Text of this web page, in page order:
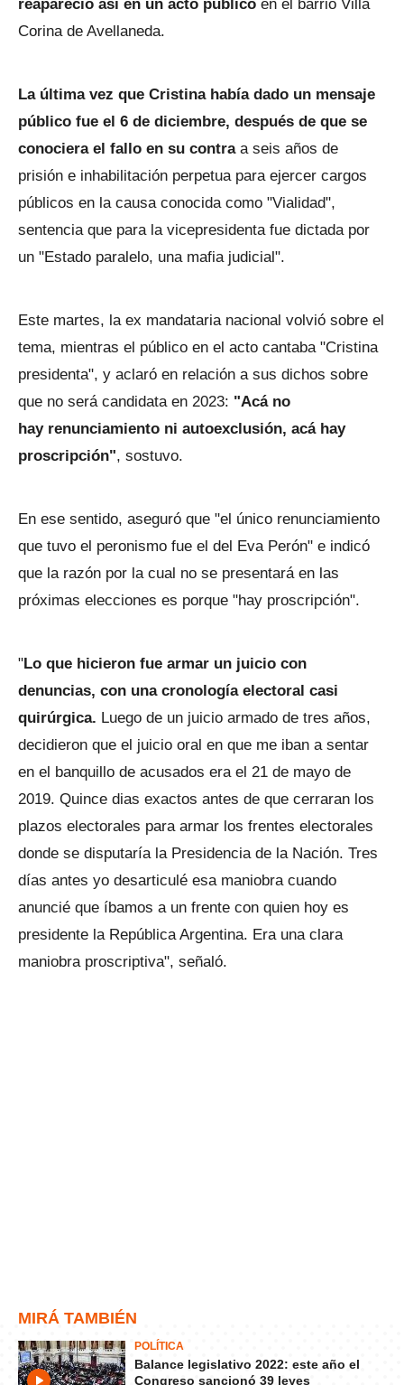
reapareció así en un acto público en el barrio Villa
Corina de Avellaneda.
La última vez que Cristina había dado un mensaje
público fue el 6 de diciembre, después de que se
conociera el fallo en su contraa seis años de
prisión e inhabilitación perpetua para ejercer cargos
públicos en la causa conocida como "Vialidad",
sentencia que para la vicepresidenta fue dictada por
un "Estado paralelo, una mafia judicial".
Este martes, la ex mandataria nacional volvió sobre el
tema, mientras el público en el acto cantaba "Cristina
presidenta", y aclaró en relación a sus dichos sobre
que no será candidata en 2023: "Acá no
hay renunciamiento ni autoexclusión, acá hay
proscripción", sostuvo.
En ese sentido, aseguró que "el único renunciamiento
que tuvo el peronismo fue el del Eva Perón" e indicó
que la razón por la cual no se presentará en las
próximas elecciones es porque "hay proscripción".
"Lo que hicieron fue armar un juicio con
denuncias, con una cronología electoral casi
quirúrgica. Luego de un juicio armado de tres años,
decidieron que el juicio oral en que me iban a sentar
en el banquillo de acusados era el 21 de mayo de
2019. Quince dias exactos antes de que cerraran los
plazos electorales para armar los frentes electorales
donde se disputaría la Presidencia de la Nación. Tres
días antes yo desarticulé esa maniobra cuando
anuncié que íbamos a un frente con quien hoy es
presidente la República Argentina. Era una clara
maniobra proscriptiva", señaló.
MIRÁ TAMBIÉN
POLÍTICA
Balance legislativo 2022: este año el
Congreso sancionó 39 leyes